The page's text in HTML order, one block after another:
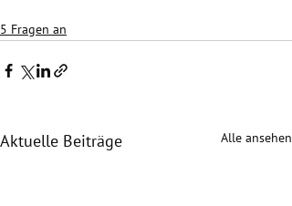
5 Fragen an
Aktuelle Beiträge Alle ansehen